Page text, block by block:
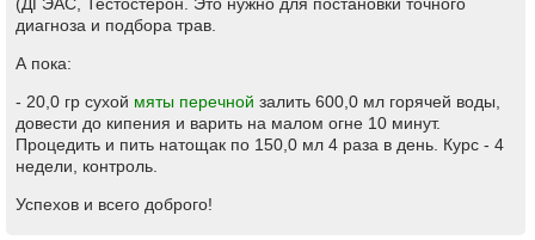
диагноза и подбора трав.
А пока:
- 20,0 гр сухой мяты перечной залить 600,0 мл горячей воды,
довести до кипения и варить на малом огне 10 минут.
Процедить и пить натощак по 150,0 мл 4 раза в день. Курс - 4
недели, контроль.
Успехов и всего доброго!